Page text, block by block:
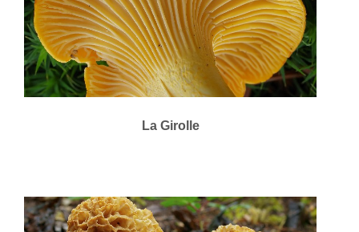
La Girolle